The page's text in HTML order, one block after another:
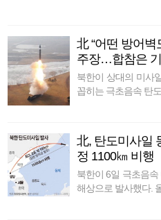
北 “어떤 방어
주장…합참은 기
북한이 상대의 미사
꼽히는 극초음속 탄도
北, 탄도미사일
정 1100㎞ 비행
북한이 6일 극초음
해상으로 발사했다. 올